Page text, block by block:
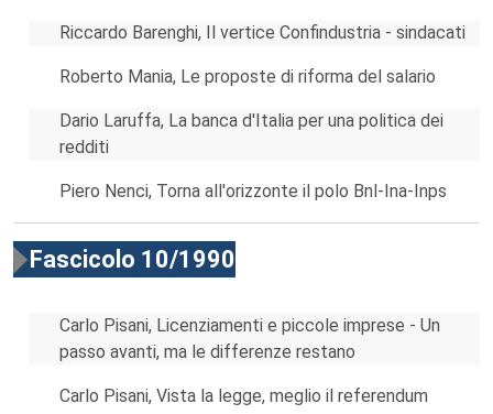
Riccardo Barenghi, Il vertice Confindustria - sindacati
Roberto Mania, Le proposte di riforma del salario
Dario Laruffa, La banca d'Italia per una politica dei
redditi
Piero Nenci, Torna all'orizzonte il polo Bnl-Ina-Inps
Fascicolo 10/1990
Carlo Pisani, Licenziamenti e piccole imprese - Un
passo avanti, ma le differenze restano
Carlo Pisani, Vista la legge, meglio il referendum